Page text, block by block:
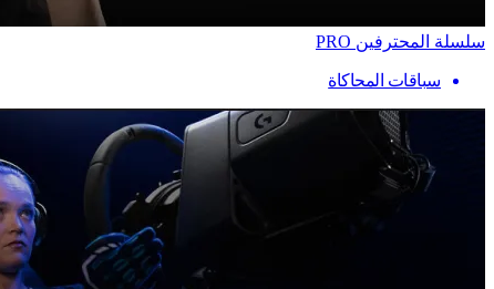
سلسلة المحترفين PRO
سباقات المحاكاة